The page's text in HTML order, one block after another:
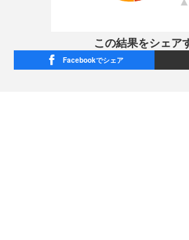
この結果をシェア
Facebookでシェア